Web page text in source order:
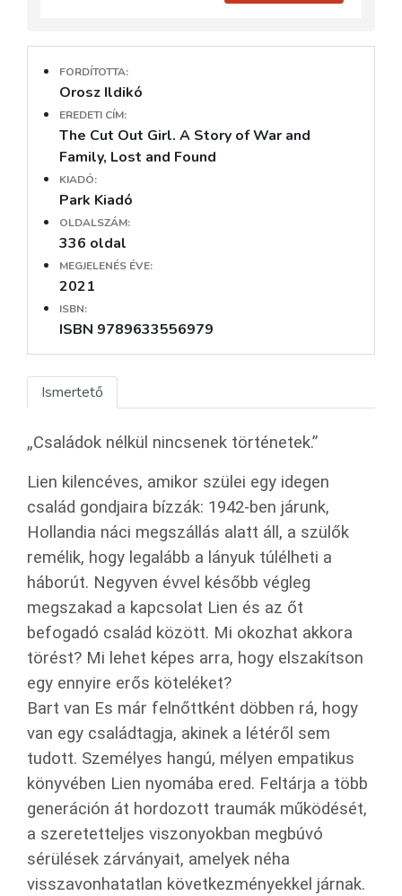
FORDÍTOTTA:
Orosz Ildikó
EREDETI CÍM:
The Cut Out Girl. A Story of War and
Family, Lost and Found
KIADÓ:
Park Kiadó
OLDALSZÁM:
336 oldal
MEGJELENÉS ÉVE:
2021
ISBN:
ISBN 9789633556979
Ismertető
„Családok nélkül nincsenek történetek.”
Lien kilencéves, amikor szülei egy idegen
család gondjaira bízzák: 1942-ben járunk,
Hollandia náci megszállás alatt áll, a szülők
remélik, hogy legalább a lányuk túlélheti a
háborút. Negyven évvel később végleg
megszakad a kapcsolat Lien és az őt
befogadó család között. Mi okozhat akkora
törést? Mi lehet képes arra, hogy elszakítson
egy ennyire erős köteléket?
Bart van Es már felnőttként döbben rá, hogy
van egy családtagja, akinek a létéről sem
tudott. Személyes hangú, mélyen empatikus
könyvében Lien nyomába ered. Feltárja a több
generáción át hordozott traumák működését,
a szeretetteljes viszonyokban megbúvó
sérülések zárványait, amelyek néha
visszavonhatatlan következményekkel járnak.